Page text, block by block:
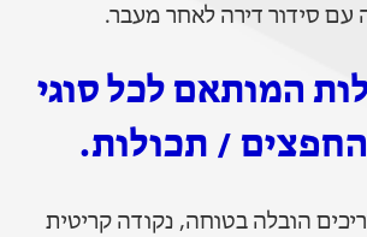
עם סידור דירה לאחר מעבר.
המותאם לכל סוגי
/ תכולות.
הובלה בטוחה, נקודה קריטית